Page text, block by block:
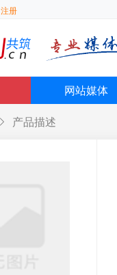
注册
网站媒体
产品描述